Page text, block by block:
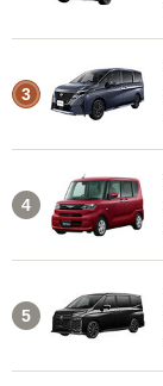
3
4
5